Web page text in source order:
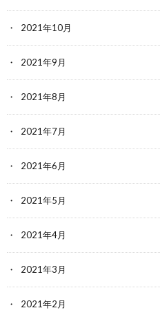
2021年10月
2021年9月
2021年8月
2021年7月
2021年6月
2021年5月
2021年4月
2021年3月
2021年2月